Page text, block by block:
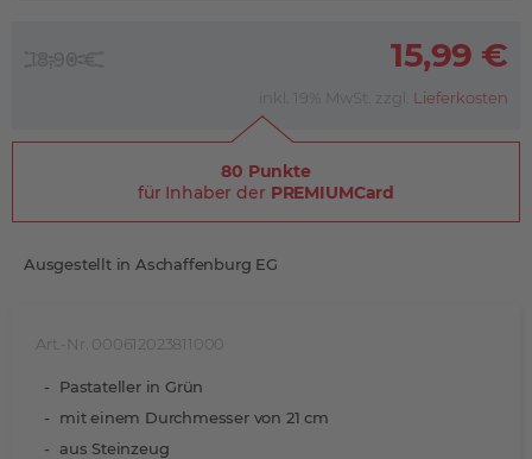
Art.-Nr. 000612023811000
Pastateller in Grün
mit einem Durchmesser von 21 cm
aus Steinzeug
15,99 €
inkl. 19% MwSt. zzgl. Lieferkosten
80 Punkte
für Inhaber der PREMIUMCard
Ausgestellt in Aschaffenburg EG